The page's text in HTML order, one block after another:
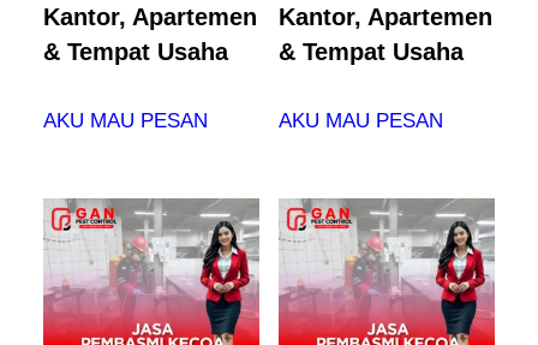
Kantor, Apartemen
& Tempat Usaha
AKU MAU PESAN
Kantor, Apartemen
& Tempat Usaha
AKU MAU PESAN